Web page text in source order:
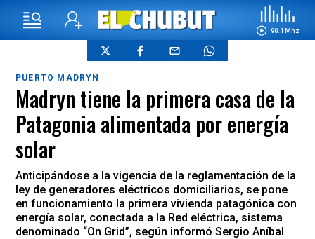
90.1 Mhz
PUERTO MADRYN
Madryn tiene la primera casa de la
Patagonia alimentada por energía
solar
Anticipándose a la vigencia de la reglamentación de la
ley de generadores eléctricos domiciliarios, se pone
en funcionamiento la primera vivienda patagónica con
energía solar, conectada a la Red eléctrica, sistema
denominado “On Grid”, según informó Sergio Aníbal